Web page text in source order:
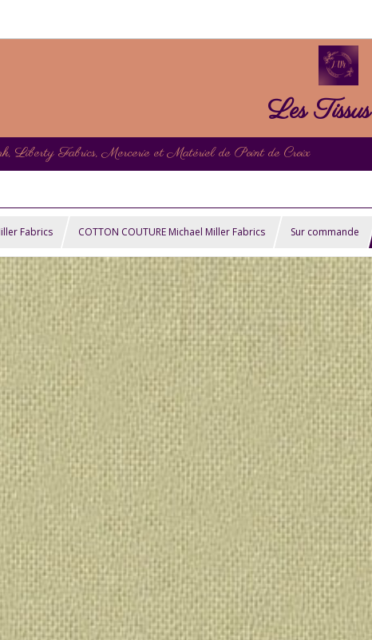
Les
Liberty Fabrics, Mercerie et Matériel de Point de Croix
Fabrics COTTON COUTURE Michael Miller Fabrics Sur commande